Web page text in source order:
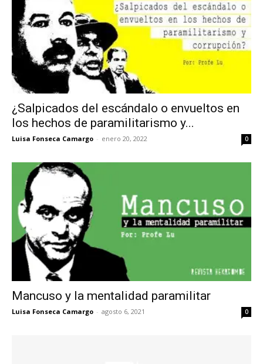
¿Salpicados del escándalo o envueltos en
los hechos de paramilitarismo y...
Luisa Fonseca Camargo - enero 20, 2022 0
Mancuso y la mentalidad paramilitar
Luisa Fonseca Camargo - agosto 6, 2021 0